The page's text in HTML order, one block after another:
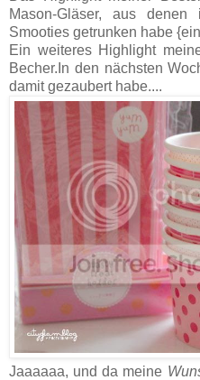
Mason-Gläser, aus
Smooties getrunken habe
Ein weiteres Highlight
Becher.In den nächsten
damit gezaubert habe....
Jaaaaaa, und da meine